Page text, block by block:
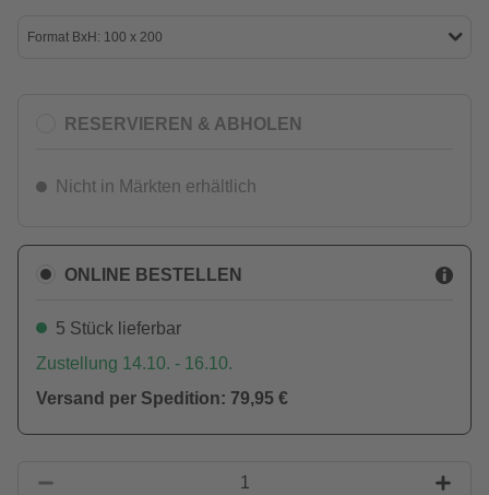
Format BxH: 100 x 200
RESERVIEREN & ABHOLEN
Nicht in Märkten erhältlich
ONLINE BESTELLEN
5 Stück lieferbar
Zustellung 14.10. - 16.10.
Versand per Spedition: 79,95 €